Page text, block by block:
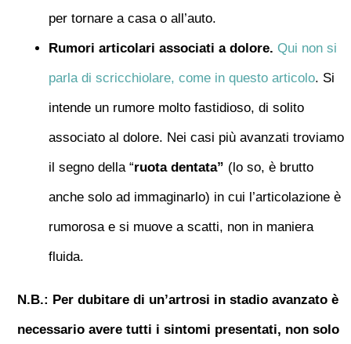
per tornare a casa o all’auto.
Rumori articolari associati a dolore. Qui non si
parla di scricchiolare, come in questo articolo. Si
intende un rumore molto fastidioso, di solito
associato al dolore. Nei casi più avanzati troviamo
il segno della “ruota dentata” (lo so, è brutto
anche solo ad immaginarlo) in cui l’articolazione è
rumorosa e si muove a scatti, non in maniera
fluida.
N.B.: Per dubitare di un’artrosi in stadio avanzato è
necessario avere tutti i sintomi presentati, non solo